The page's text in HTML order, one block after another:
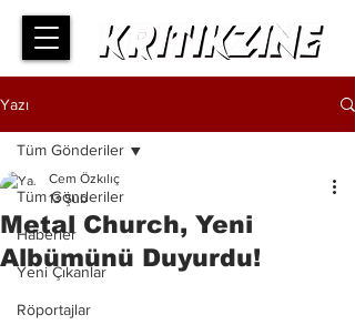
Yazı
Tüm Gönderiler
Haberler
Yeni Çıkanlar
Röportajlar
Tüm Gönderiler
Metal Church, Yeni
Albümünü Duyurdu!
Cem Özkılıç
13 Şub